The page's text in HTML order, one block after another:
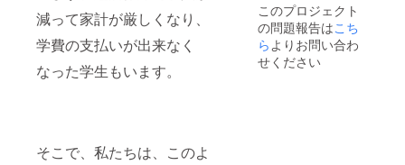
減って家計が厳しくなり、
学費の支払いが出来なく
なった学生もいます。
そこで、私たちは、このよ
書をご
登録い
ただい
たメー
ルアド
お送り
いたし
ます。
③④⑤
2022年
する
Facebo
okコ
ミュニ
ティに
原みほ
し。学
生時代
から
ミャン
年4月ま
で年1回
予定）
⑦オン
ライン
このプロジェクト
の問題報告はこち
ら よりお問い合わ
せください